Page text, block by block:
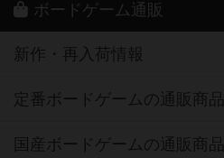
ボードゲーム通販
新作・再入荷情報
定番ボードゲームの通販商品
国産ボードゲームの通販商品